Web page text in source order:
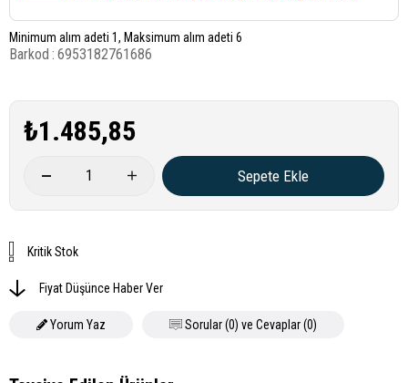
Minimum alım adeti 1, Maksimum alım adeti 6
Barkod : 6953182761686
₺1.485,85
Kritik Stok
Fiyat Düşünce Haber Ver
Yorum Yaz Sorular (0) ve Cevaplar (0)